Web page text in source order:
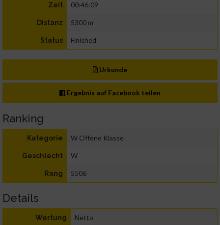
Zeit 00:46:09
Distanz 5300 m
Status Finished
Urkunde
Ergebnis auf Facebook teilen
Ranking
Kategorie W Offene Klasse
Geschlecht W
Rang 5506
Details
Wertung Netto